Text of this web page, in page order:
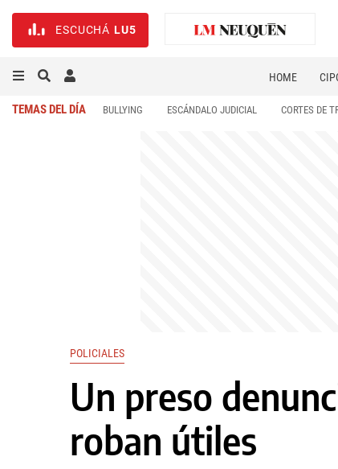
ESCUCHÁ LU5
HOME
TEMAS DEL DÍA BULLYING ESCÁNDALO JUDICIAL CORTES DE
POLICIALES
Un preso
roban útiles